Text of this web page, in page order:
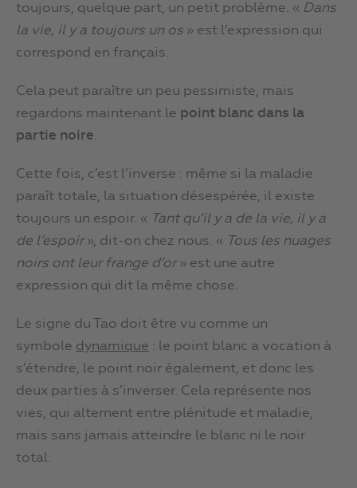
toujours, quelque part, un petit problème. « Dans
la vie, il y a toujours un os » est l’expression qui
correspond en français.
Cela peut paraître un peu pessimiste, mais
regardons maintenant le point blanc dans la
partie noire.
Cette fois, c’est l’inverse : même si la maladie
paraît totale, la situation désespérée, il existe
toujours un espoir. « Tant qu’il y a de la vie, il y a
de l’espoir», dit-on chez nous. « Tous les nuages
noirs ont leur frange d’or» est une autre
expression qui dit la même chose.
Le signe du Tao doit être vu comme un
symbole dynamique : le point blanc a vocation à
s’étendre, le point noir également, et donc les
deux parties à s’inverser. Cela représente nos
vies, qui alternent entre plénitude et maladie,
mais sans jamais atteindre le blanc ni le noir
total.